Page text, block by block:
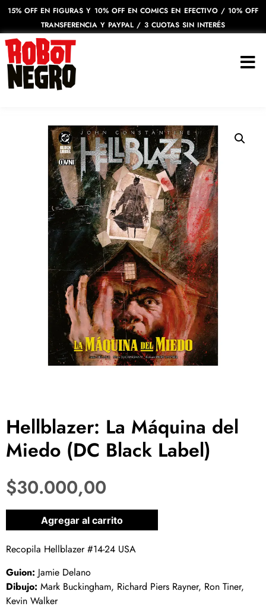
15% OFF EN FIGURAS Y 10% OFF EN COMICS EN EFECTIVO / 10% OFF
TRANSFERENCIA Y PAYPAL / 3 CUOTAS SIN INTERÉS
Hellblazer: La Máquina del
Miedo (DC Black Label)
$30.000,00
1 disponibles
Agregar al carrito
Recopila Hellblazer #14-24 USA
Guion: Jamie Delano
Dibujo: Mark Buckingham, Richard Piers Rayner, Ron Tiner,
Kevin Walker